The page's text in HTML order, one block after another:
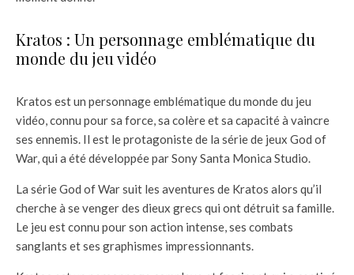
Kratos : Un personnage emblématique du
monde du jeu vidéo
Kratos est un personnage emblématique du monde du jeu
vidéo, connu pour sa force, sa colère et sa capacité à vaincre
ses ennemis. Il est le protagoniste de la série de jeux God of
War, qui a été développée par Sony Santa Monica Studio.
La série God of War suit les aventures de Kratos alors qu’il
cherche à se venger des dieux grecs qui ont détruit sa famille.
Le jeu est connu pour son action intense, ses combats
sanglants et ses graphismes impressionnants.